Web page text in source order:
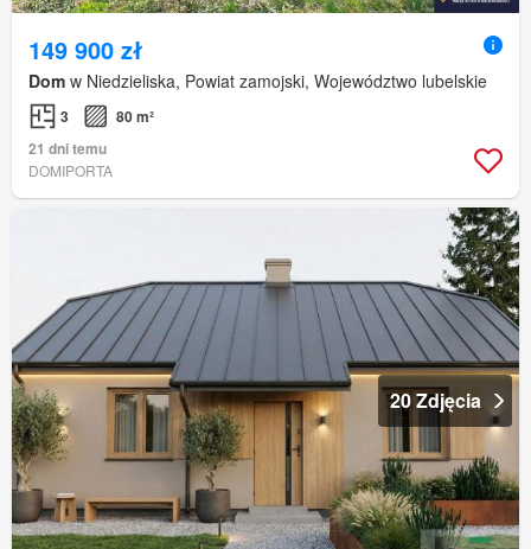
149 900 zł
Dom w Niedzieliska, Powiat zamojski, Województwo lubelskie
3
80 m²
21 dni temu
DOMIPORTA
20 Zdjęcia